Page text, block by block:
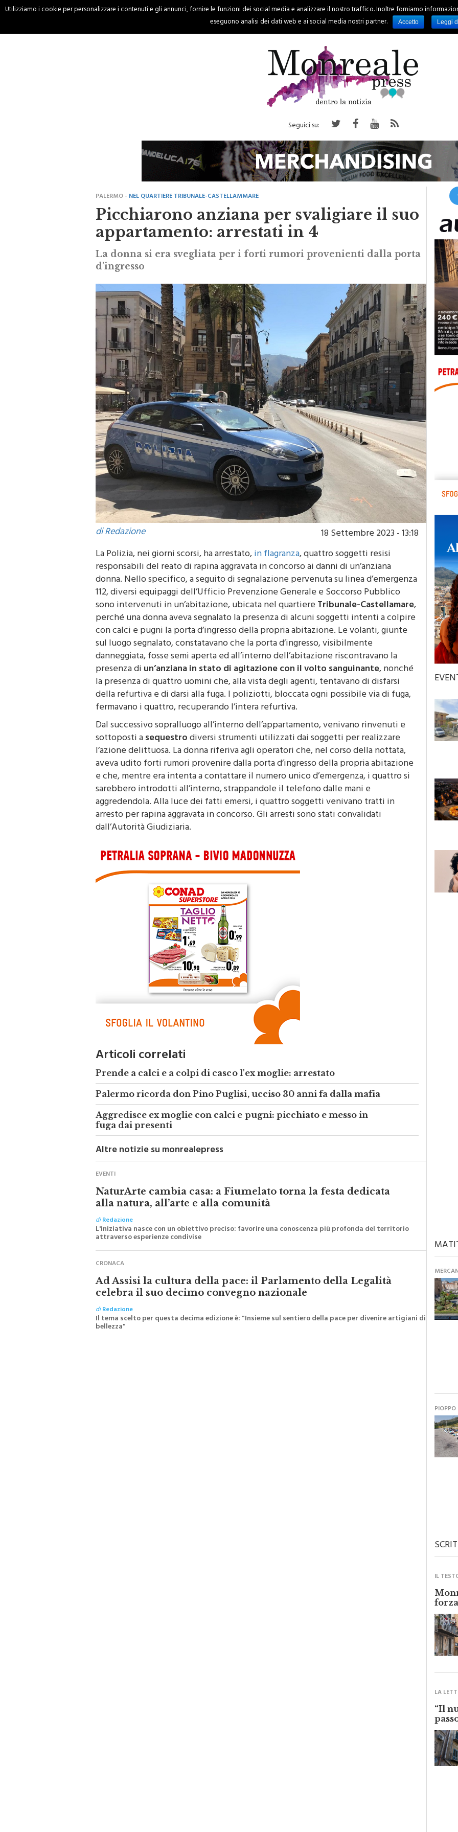
HOME CRONACA PALERMO REGIONE EVENTI RUBRICHE SPORT
Seguici su:
NEL QUARTIERE TRIBUNALE-CASTELLAMMARE
Picchiarono anziana per svaligiare il suo
appartamento: arrestati in 4
La donna si era svegliata per i forti rumori provenienti dalla porta
d'ingresso
di Redazione
18 Settembre 2023 - 13:18
La Polizia, nei giorni scorsi, ha arrestato,in flagranza, quattro soggetti resisi
responsabili del reato di rapina aggravata in concorso ai danni di un’anziana
donna. Nello specifico, a seguito di segnalazione pervenuta su linea d’emergenza
112, diversi equipaggi dell’Ufficio Prevenzione Generale e Soccorso Pubblico
sono intervenuti in un’abitazione, ubicata nel quartiereTribunale-Castellamare,
perché una donna aveva segnalato la presenza di alcuni soggetti intenti a colpire
con calci e pugni la porta d’ingresso della propria abitazione. Le volanti, giunte
sul luogo segnalato, constatavano che la porta d’ingresso, visibilmente
danneggiata, fosse semi aperta ed all’interno dell’abitazione riscontravano la
presenza diun’anziana in stato di agitazione con il volto sanguinante, nonché
la presenza di quattro uomini che, alla vista degli agenti, tentavano di disfarsi
della refurtiva e di darsi alla fuga. I poliziotti, bloccata ogni possibile via di fuga,
fermavano i quattro, recuperando l’intera refurtiva.
Dal successivo sopralluogo all’interno dell’appartamento, venivano rinvenuti e
sottoposti asequestrodiversi strumenti utilizzati dai soggetti per realizzare
l’azione delittuosa. La donna riferiva agli operatori che, nel corso della nottata,
aveva udito forti rumori provenire dalla porta d’ingresso della propria abitazione
e che, mentre era intenta a contattare il numero unico d’emergenza, i quattro si
sarebbero introdotti all’interno, strappandole il telefono dalle mani e
aggredendola. Alla luce dei fatti emersi, i quattro soggetti venivano tratti in
arresto per rapina aggravata in concorso. Gli arresti sono stati convalidati
dall’Autorità Giudiziaria.
Articoli correlati
Prende a calci e a colpi di casco l'ex moglie: arrestato
Palermo ricorda don Pino Puglisi, ucciso 30 anni fa dalla mafia
Aggredisce ex moglie con calci e pugni: picchiato e messo in
fuga dai presenti
Altre notizie su monrealepress
NaturArte cambia casa: a Fiumelato torna la festa dedicata
alla natura, all’arte e alla comunità
diRedazione
L'iniziativa nasce con un obiettivo preciso: favorire una conoscenza più profonda del territorio
attraverso esperienze condivise
Ad Assisi la cultura della pace: il Parlamento della Legalità
celebra il suo decimo convegno nazionale
diRedazione
Il tema scelto per questa decima edizione è: "Insieme sul sentiero della pace per divenire artigiani di
bellezza"
PIOPPO
“Il
Utilizziamo i cookie per personalizzare i contenuti e gli annunci, fornire le funzioni dei social media e analizzare il nostro traffico. Inoltre forniamo
eseguono analisi dei dati web e ai social media nostri partner.
Accetto Leggi